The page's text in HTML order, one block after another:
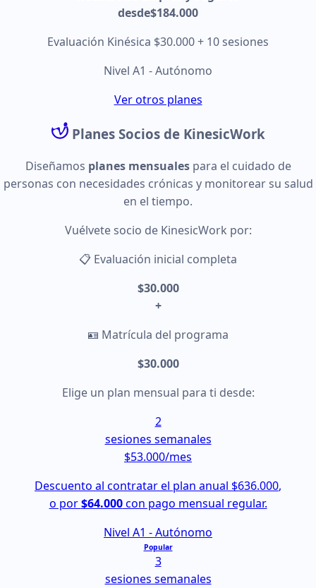
desde$184.000
Evaluación Kinésica $30.000 + 10 sesiones
Nivel A1 - Autónomo
Ver otros planes
Planes Socios de KinesicWork
Diseñamos planes mensualespara el cuidado de
personas con necesidades crónicas y monitorear su salud
en el tiempo.
Vuélvete socio de KinesicWork por:
📋 Evaluación inicial completa
$30.000
+
🪪 Matrícula del programa
$30.000
Elige un plan mensual para ti desde:
2
sesiones semanales
$53.000/mes
Descuento al contratar el plan anual $636.000,
o por$64.000con pago mensual regular.
Nivel A1 - Autónomo
Popular
3
sesiones semanales